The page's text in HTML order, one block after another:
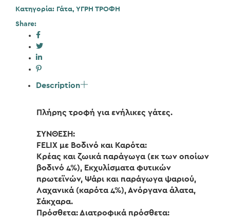
με
σε
Ζελέ
4x85gr
ποσότητα
Κατηγορία: Γάτα, ΥΓΡΗ ΤΡΟΦΗ
Share:
Description
Πλήρης τροφή για ενήλικες γάτες.
ΣΥΝΘΕΣΗ:
FELIX με Βοδινό και Καρότα:
Κρέας και ζωικά παράγωγα (εκ των οποίων
βοδινό 4%), Εκχυλίσματα φυτικών
πρωτεϊνών, Ψάρι και παράγωγα ψαριού,
Λαχανικά (καρότα 4%), Ανόργανα άλατα,
Σάκχαρα.
Πρόσθετα: Διατροφικά πρόσθετα: